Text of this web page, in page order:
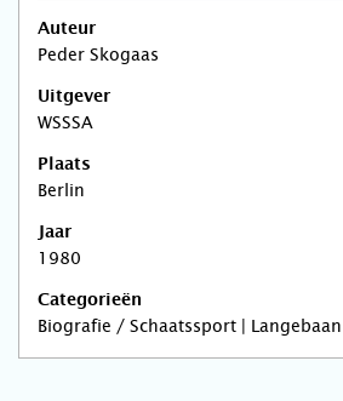
Auteur
Peder Skogaas
Uitgever
WSSSA
Plaats
Berlin
Jaar
1980
Categorieën
Biografie / Schaatssport | Langebaan